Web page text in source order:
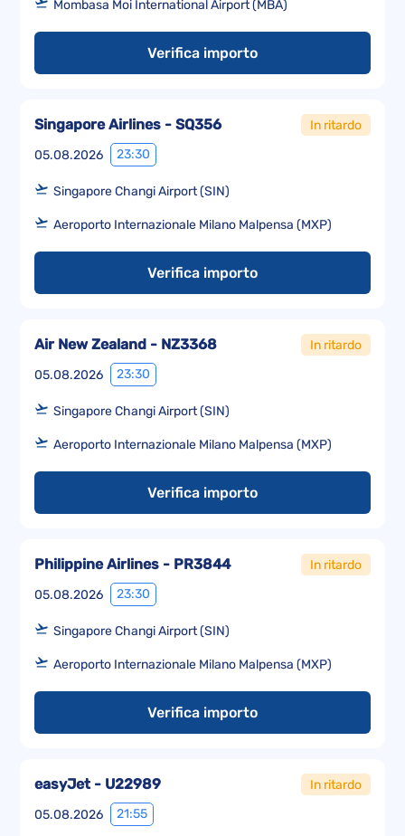
Mombasa Moi International Airport (MBA)
Verifica importo
05.08.2026 23:30
Singapore Airlines - SQ356 In ritardo
Singapore Changi Airport (SIN)
Aeroporto Internazionale Milano Malpensa (MXP)
Verifica importo
05.08.2026 23:30
Air New Zealand - NZ3368 In ritardo
Singapore Changi Airport (SIN)
Aeroporto Internazionale Milano Malpensa (MXP)
Verifica importo
05.08.2026 23:30
Philippine Airlines - PR3844 In ritardo
Singapore Changi Airport (SIN)
Aeroporto Internazionale Milano Malpensa (MXP)
Verifica importo
05.08.2026 21:55
easyJet - U22989 In ritardo